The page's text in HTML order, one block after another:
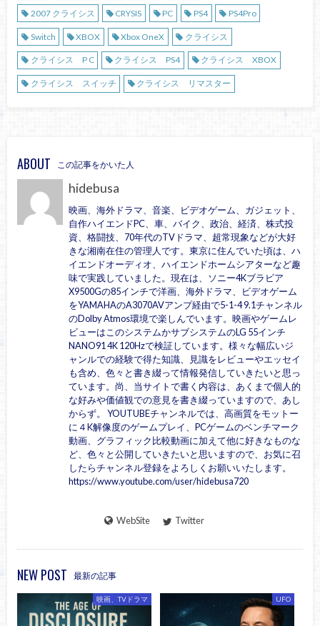
2007 クライシス
CRYSIS PC PS4 PS4Pro
Switch XBOX Xbox OneX クライシス
クライシス P C クライシス PS4 クライシス XBOX
クライシス スイッチ クライシス リマスター
ABOUT この記事をかいた人
hidebusa
映画、海外ドラマ、音楽、ビデオゲーム、ガジェット、
自作ハイエンドPC、車、バイク、政治、経済、株式投
資、格闘技、70年代のTVドラマ、超常現象などが大好
きな湘南在住の管理人です。東京に住んでいた頃は、ハ
イエンドオーディオ、ハイエンドホームシアターなど趣
味で実践していました。現在は、ソニー4Kブラビア
X9500Gの85インチで洋画、海外ドラマ、ビデオゲーム
をYAMAHAのA3070AVアンプ経由で5-1-4 9.1チャンネル
のDolby Atmos環境で楽しんでいます。映画やゲームレ
ビューはこのシステムかサブシステムのLG 55インチ
NANO91 4K 120Hzで検証しています。様々な幅広いジ
ャンルでの経験で得た知識、見識をレビューやエッセイ
も含め、色々と書き綴って情報発信していきたいと思っ
ています。尚、当サイトで書く内容は、あくまで個人的
な好みや価値観での意見を書き綴っていますので、あし
からず。 YOUTUBEチャンネルでは、高画質をモットー
に４K解像度のゲームプレイ、PCゲームのベンチマーク
動画、グラフィック比較動画に加えて他に好きなものな
ど、色々と公開していきたいと思いますので、お気に召
したらチャンネル登録をよろしくお願いいたします。
https://www.youtube.com/user/hidebusa720
WebSite Twitter
NEW POST 最新の記事
映画、TVドラマ UFO